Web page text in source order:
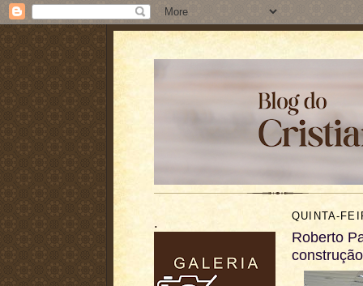
. QUINTA-
Roberto